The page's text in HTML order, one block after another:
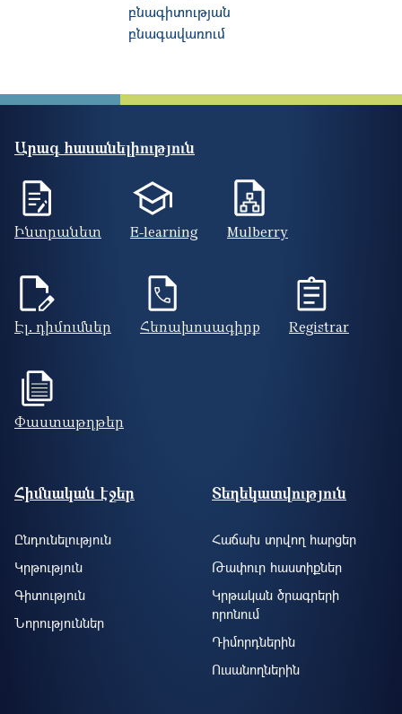
բնագիտության
բնագավառում
Արագ հասանելիություն
Ինտրանետ E-learning Mulberry
Էլ. դիմումներ Հեռախոսագիրք Registrar
Փաստաթղթեր
Footer site information
Հիմնական էջեր
Ընդունելություն
Կրթություն
Գիտություն
Նորություններ
Տեղեկատվություն
Հաճախ տրվող հարցեր
Թափուր հաստիքներ
Կրթական ծրագրերի
որոնում
Դիմորդներին
Ուսանողներին